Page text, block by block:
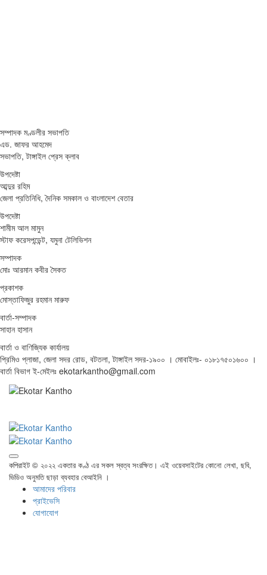
সম্পাদক মণ্ডলীর সভাপতি
এড. জাফর আহমেদ
সভাপতি, টাঙ্গাইল প্রেস ক্লাব
উপদেষ্টা
আব্দুর রহিম
জেলা প্রতিনিধি, দৈনিক সমকাল ও বাংলাদেশ বেতার
উপদেষ্টা
শামীম আল মামুন
স্টাফ করেসপন্ডেন্ট, যমুনা টেলিভিশন
সম্পাদক
মোঃ আরমান কবীর সৈকত
প্রকাশক
মোস্তাফিজুর রহমান মারুফ
বার্তা-সম্পাদক
সাহান হাসান
বার্তা ও বাণিজ্যিক কার্যালয়
প্রিমিও প্লাজা, জেলা সদর রোড, বটতলা, টাঙ্গাইল সদর-১৯০০ । মোবাইলঃ- ০১৮১৭৫০১৬০০ ।
বার্তা বিভাগ ই-মেইলঃ ekotarkantho@gmail.com
কপিরাইট © ২০২২ একতার কণ্ঠ এর সকল স্বত্ব সংরক্ষিত। এই ওয়েবসাইটের কোনো লেখা, ছবি,
ভিডিও অনুমতি ছাড়া ব্যবহার বেআইনি ।
আমাদের পরিবার
প্রাইভেসি
যোগাযোগ